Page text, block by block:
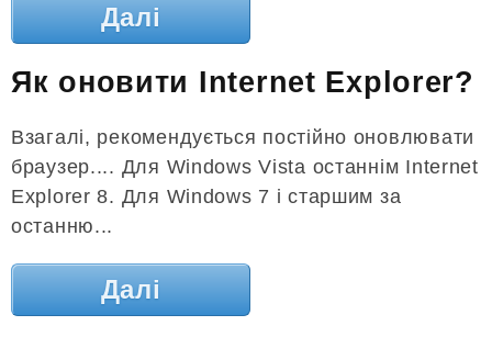
Далі
Як оновити Internet Explorer?
Взагалі, рекомендується постійно оновлювати
браузер.... Для Windows Vista останнім Internet
Explorer 8. Для Windows 7 і старшим за
останню...
Далі